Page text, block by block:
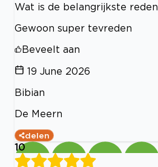
Wat is de belangrijkste
Gewoon super tevreden
Beveelt aan
19 June 2026
Bibian
De Meern
delen
10